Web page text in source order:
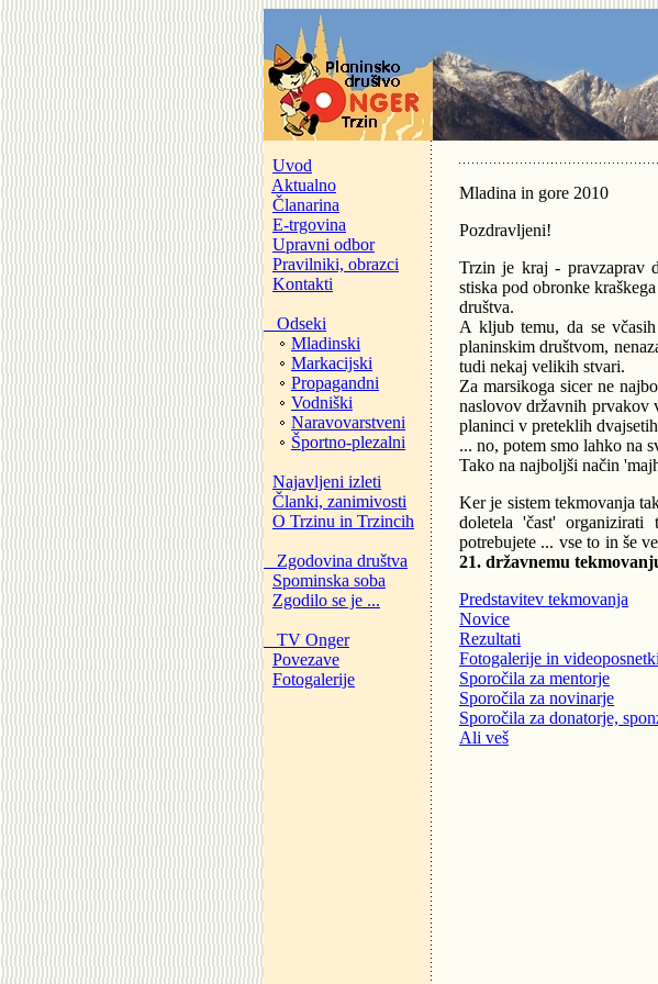
Uvod
Aktualno
Članarina
E-trgovina
Upravni odbor
Pravilniki, obrazci
Kontakti
Odseki
Mladinski
Markacijski
Propagandni
Vodniški
Naravovarstveni
Športno-plezalni
Najavljeni izleti
Članki, zanimivosti
O Trzinu in Trzincih
Zgodovina društva
Spominska soba
Zgodilo se je ...
TV Onger
Povezave
Fotogalerije
Mladina in gore 2010
Pozdravljeni!
Trzin je kraj - pravzaprav
stiska pod obronke
društva.
A kljub temu, da se
planinskim društvom,
tudi nekaj velikih stvari.
Za marsikoga sicer ne
naslovov državnih prvakov
planinci v preteklih
... no, potem smo lahko na
Tako na najboljši način
Ker je sistem tekmovanja
doletela 'čast'
potrebujete ... vse to in še
21. državnemu
Predstavitev tekmovanja
Novice
Rezultati
Fotogalerije in videoposnetki
Sporočila za mentorje
Sporočila za novinarje
Sporočila za donatorje,
Ali veš